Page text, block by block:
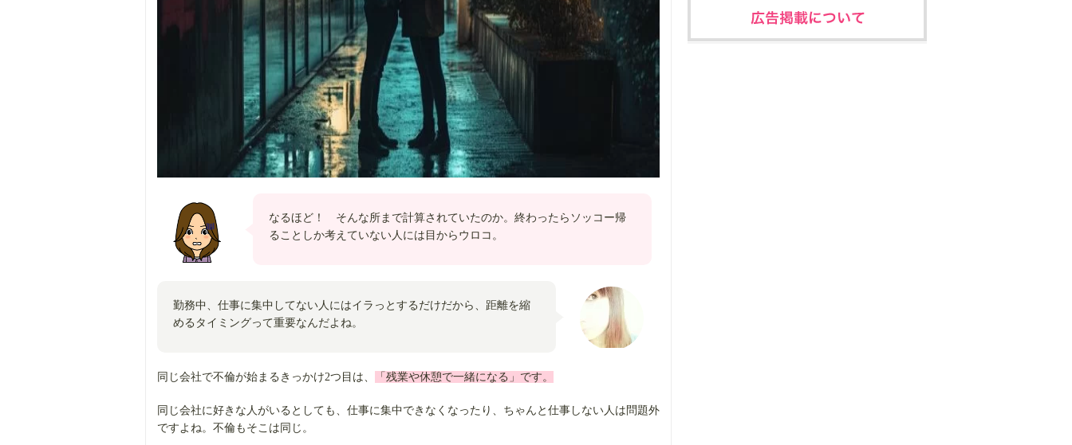
なるほど！ そんな所まで計算されていたのか。終わったらソッコー帰
ることしか考えていない人には目からウロコ。
勤務中、仕事に集中してない人にはイラっとするだけだから、距離を縮
めるタイミングって重要なんだよね。
同じ会社で不倫が始まるきっかけ2つ目は、 「残業や休憩で一緒になる」です。
同じ会社に好きな人がいるとしても、仕事に集中できなくなったり、ちゃんと仕事しない人は問題外
ですよね。不倫もそこは同じ。